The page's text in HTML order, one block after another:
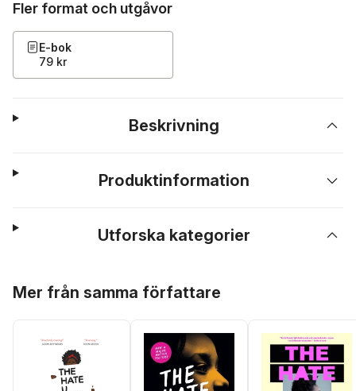
Fler format och utgåvor
E-bok
79 kr
Beskrivning
Produktinformation
Utforska kategorier
Mer från samma författare